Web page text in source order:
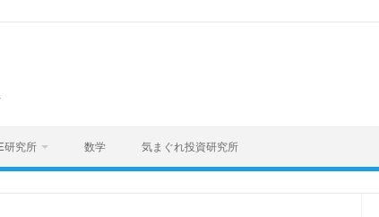
研究所 数学 気まぐれ投資研究所